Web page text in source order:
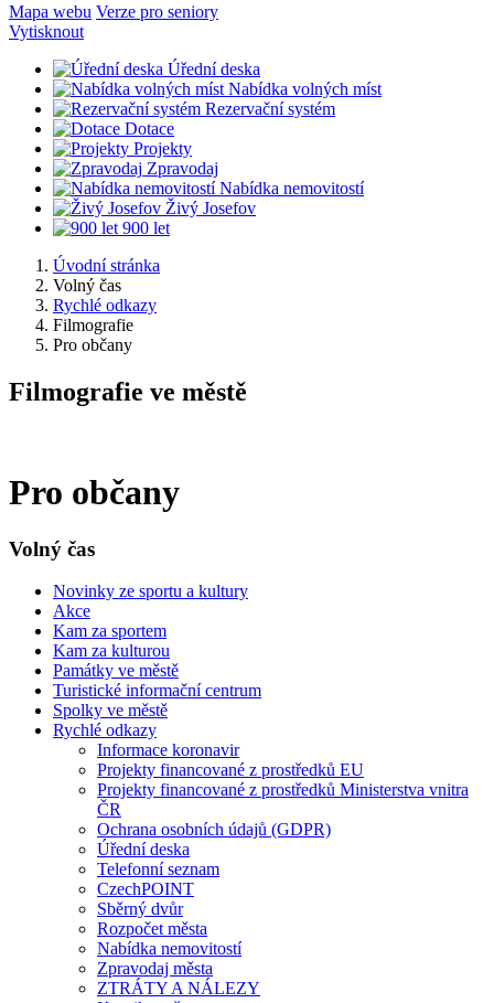
Mapa webu Verze pro seniory
Vytisknout
Úřední deska
Nabídka volných míst
Rezervační systém
Dotace
Projekty
Zpravodaj
Nabídka nemovitostí
Živý Josefov
900 let
Úvodní stránka
Volný čas
Rychlé odkazy
Filmografie
Pro občany
Filmografie ve městě
Pro občany
Volný čas
Novinky ze sportu a kultury
Akce
Kam za sportem
Kam za kulturou
Památky ve městě
Turistické informační centrum
Spolky ve městě
Rychlé odkazy
Informace koronavir
Projekty financované z prostředků EU
Projekty financované z prostředků Ministerstva vnitra
ČR
Ochrana osobních údajů (GDPR)
Úřední deska
Telefonní seznam
CzechPOINT
Sběrný dvůr
Rozpočet města
Nabídka nemovitostí
Zpravodaj města
ZTRÁTY A NÁLEZY